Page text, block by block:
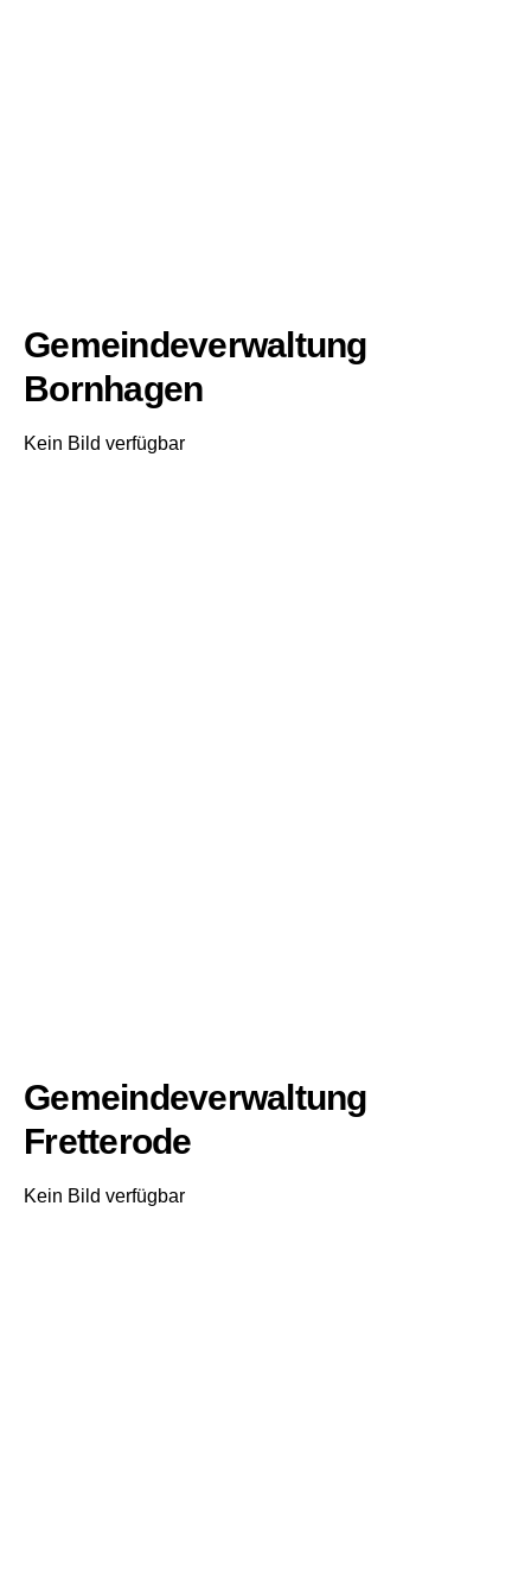
Gemeindeverwaltung
Bornhagen
Kein Bild verfügbar
Gemeindeverwaltung
Fretterode
Kein Bild verfügbar